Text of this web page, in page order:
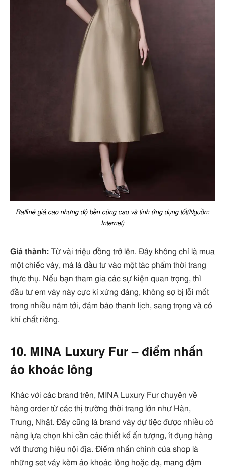
Raffiné giá cao nhưng độ bền cũng cao và tính ứng dụng tốt(Nguồn:
Internet)
Giá thành: Từ vài triệu đồng trở lên. Đây không chỉ là mua
một chiếc váy, mà là đầu tư vào một tác phẩm thời trang
thực thụ. Nếu bạn tham gia các sự kiện quan trọng, thì
đầu tư em váy này cực kì xứng đáng, không sợ bị lỗi mốt
trong nhiều năm tới, đảm bảo thanh lịch, sang trọng và có
khí chất riêng.
10. MINA Luxury Fur – điểm nhấn
áo khoác lông
Khác với các brand trên, MINA Luxury Fur chuyên về
hàng order từ các thị trường thời trang lớn như Hàn,
Trung, Nhật. Đây cũng là brand váy dự tiệc được nhiều cô
nàng lựa chọn khi cần các thiết kế ấn tượng, ít đụng hàng
với thương hiệu nội địa. Điểm nhấn chính của shop là
những set váy kèm áo khoác lông hoặc dạ, mang đậm